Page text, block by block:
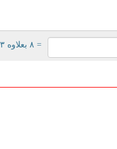
= ۸ بعلاوه ۳